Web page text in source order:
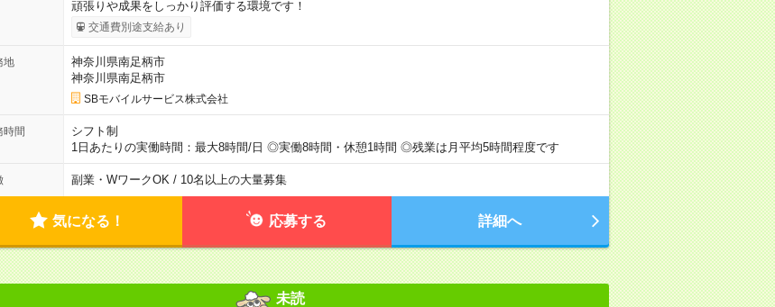
頑張りや成果をしっかり評価する環境です！
交通費別途支給あり
地
神奈川県南足柄市
神奈川県南足柄市
SBモバイルサービス株式会社
時間
シフト制
1日あたりの実働時間：最大8時間/日 ◎実働8時間・休憩1時間 ◎残業は月平均5時間程度です
副業・WワークOK / 10名以上の大量募集
気になる！ 応募する 詳細へ
未読